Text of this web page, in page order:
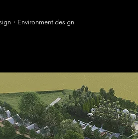
・Environment design